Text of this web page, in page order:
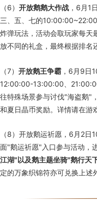
（6） 开放鹅鹅大作战 ，6月1
三、五、七的
炸弹玩法，活动会取玩家每天
放不同的礼盒，最终根据排名
（7） 开放鹅王争霸 ，6月9日
12:00:00-13:00:00、
往特殊场景参与讨伐"海盗鹅"
和夏日晶币奖励。详情请在游
（8）开放鹅运祈愿，6月2
面"鹅运祈愿"入口参与活动，
江湖"以及鹅主题坐骑"鹅行天
定的万象织锦符亦可兑换上述